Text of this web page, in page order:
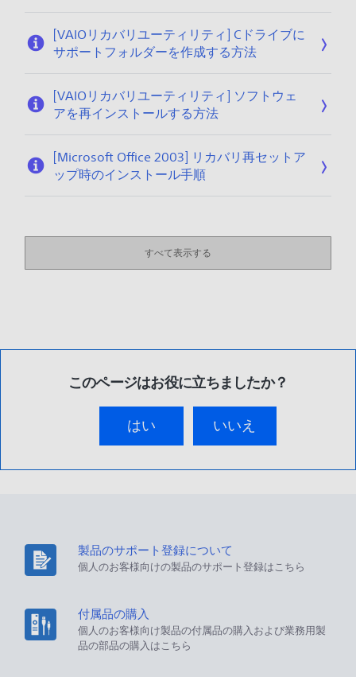
[VAIOリカバリユーティリティ] Cドライブに
サポートフォルダーを作成する方法
[VAIOリカバリユーティリティ] ソフトウェ
アを再インストールする方法
[Microsoft Office 2003] リカバリ再セットア
ップ時のインストール手順
すべて表示する
このページはお役に立ちましたか？
はい いいえ
製品のサポート登録について
個人のお客様向けの製品のサポート登録はこちら
付属品の購入
個人のお客様向け製品の付属品の購入および業務用製
品の部品の購入はこちら